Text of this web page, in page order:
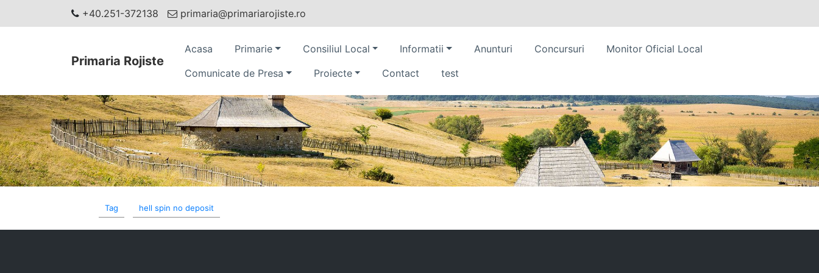
+40.251-372138 primaria@primariarojiste.ro
Primaria Rojiste
Acasa Primarie Consiliul Local Informatii Anunturi Concursuri
Monitor Oficial Local
Comunicate de Presa
Proiecte Contact test
Tag hell spin no deposit